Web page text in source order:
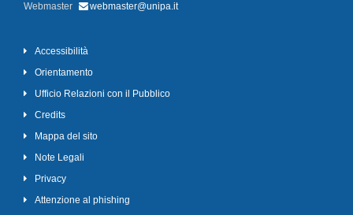
Webmaster
webmaster@unipa.it
Accessibilità
Orientamento
Ufficio Relazioni con il Pubblico
Credits
Mappa del sito
Note Legali
Privacy
Attenzione al phishing